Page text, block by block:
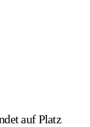
auf Platz